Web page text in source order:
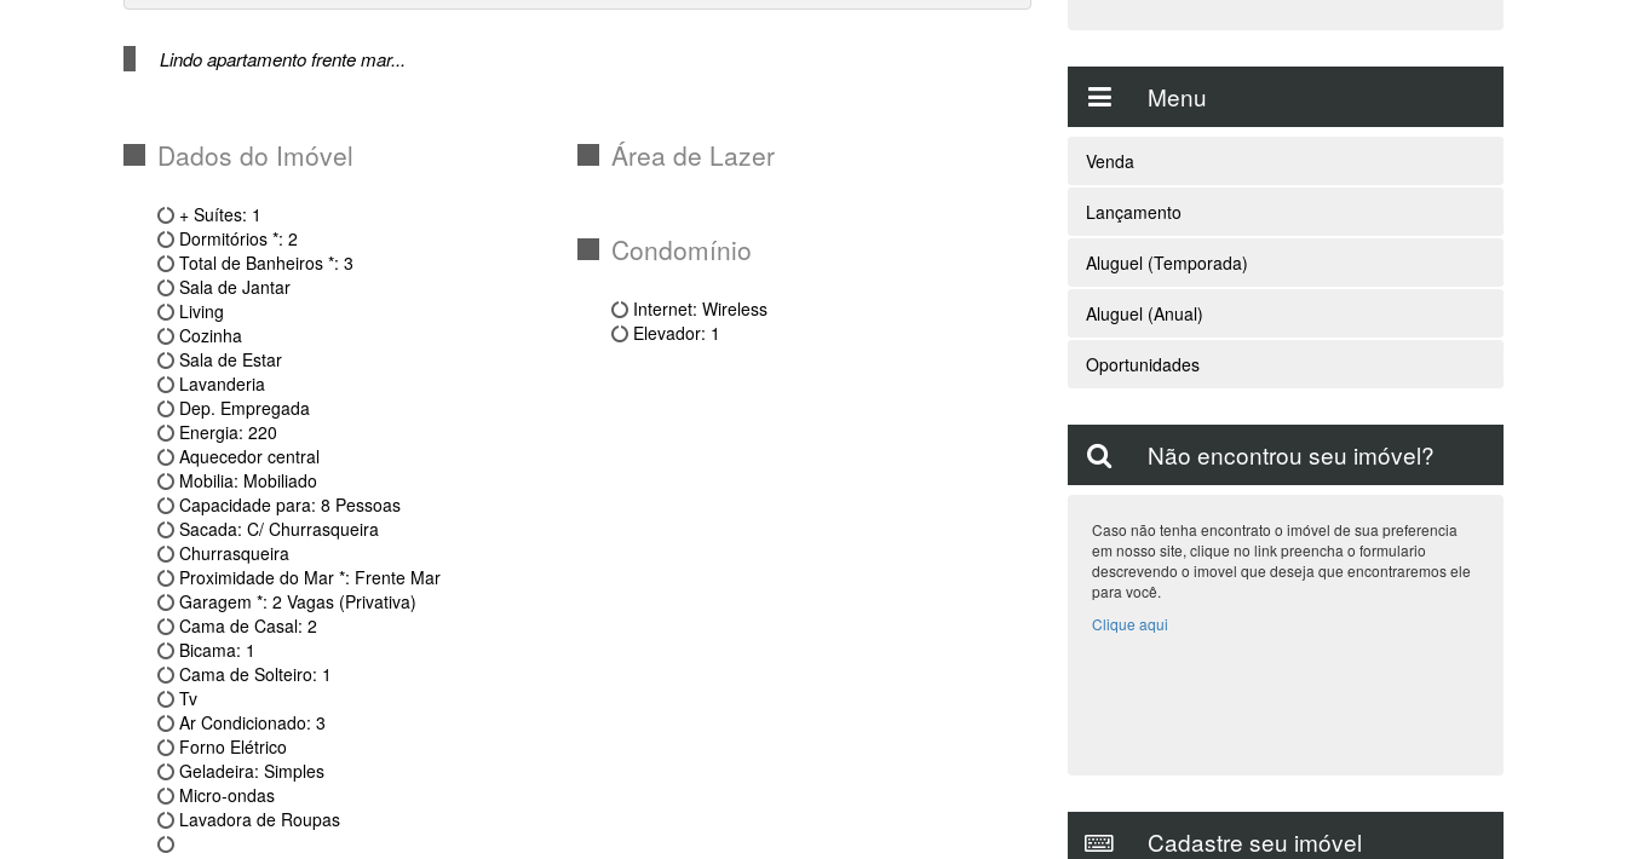
Lindo apartamento frente mar...
Dados do Imóvel
+ Suítes: 1
Dormitórios *: 2
Total de Banheiros *: 3
Sala de Jantar
Living
Cozinha
Sala de Estar
Lavanderia
Dep. Empregada
Energia: 220
Aquecedor central
Mobilia: Mobiliado
Capacidade para: 8 Pessoas
Sacada: C/ Churrasqueira
Churrasqueira
Proximidade do Mar *: Frente Mar
Garagem *: 2 Vagas (Privativa)
Cama de Casal: 2
Bicama: 1
Cama de Solteiro: 1
Tv
Ar Condicionado: 3
Forno Elétrico
Geladeira: Simples
Micro-ondas
Lavadora de Roupas
Área de Lazer
Condomínio
Internet: Wireless
Elevador: 1
Menu
Venda
Lançamento
Aluguel (Temporada)
Aluguel (Anual)
Oportunidades
Não encontrou seu imóvel?
Caso não tenha encontrato o imóvel de sua preferencia
em nosso site, clique no link preencha o formulario
descrevendo o imovel que deseja que encontraremos ele
para você.
Clique aqui
Cadastre seu imóvel